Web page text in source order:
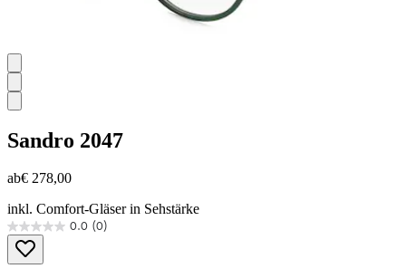
Sandro 2047
ab€ 278,00
inkl. Comfort-Gläser in Sehstärke
0.0 (0)
0.0
von
5